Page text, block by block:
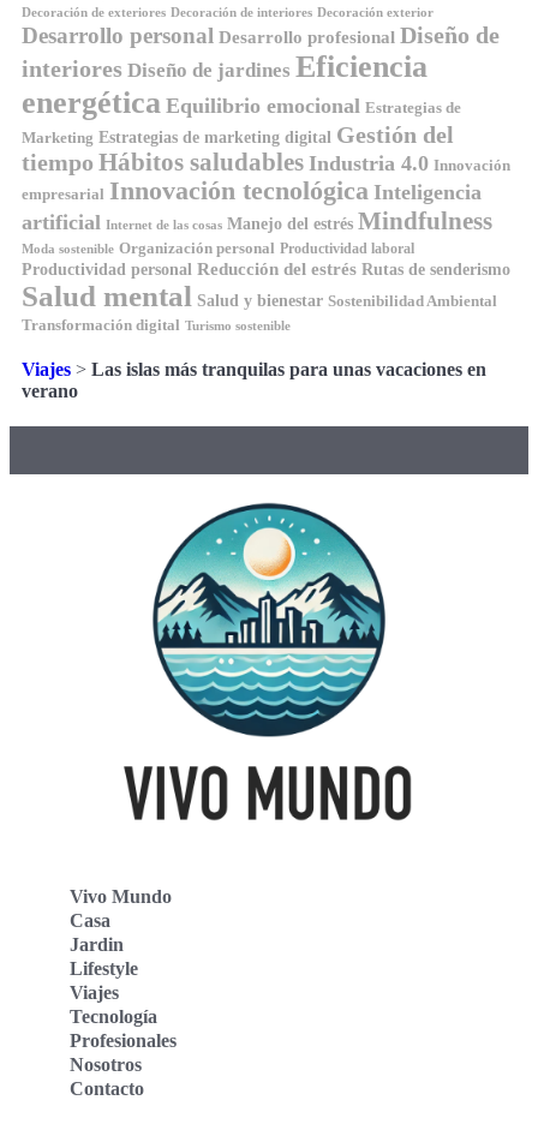
Decoración de exteriores Decoración de interiores Decoración exterior
Desarrollo personal Desarrollo profesional Diseño de
interiores Diseño de jardines Eficiencia
energética Equilibrio emocional Estrategias de
Marketing Estrategias de marketing digital Gestión del
tiempo Hábitos saludables Industria 4.0 Innovación
empresarial Innovación tecnológica Inteligencia
artificial Internet de las cosas Manejo del estrés Mindfulness
Moda sostenible Organización personal Productividad laboral
Productividad personal Reducción del estrés Rutas de senderismo
Salud mental Salud y bienestar Sostenibilidad Ambiental
Transformación digital Turismo sostenible
Viajes > Las islas más tranquilas para unas vacaciones en
verano
Vivo Mundo
Casa
Jardin
Lifestyle
Viajes
Tecnología
Profesionales
Nosotros
Contacto